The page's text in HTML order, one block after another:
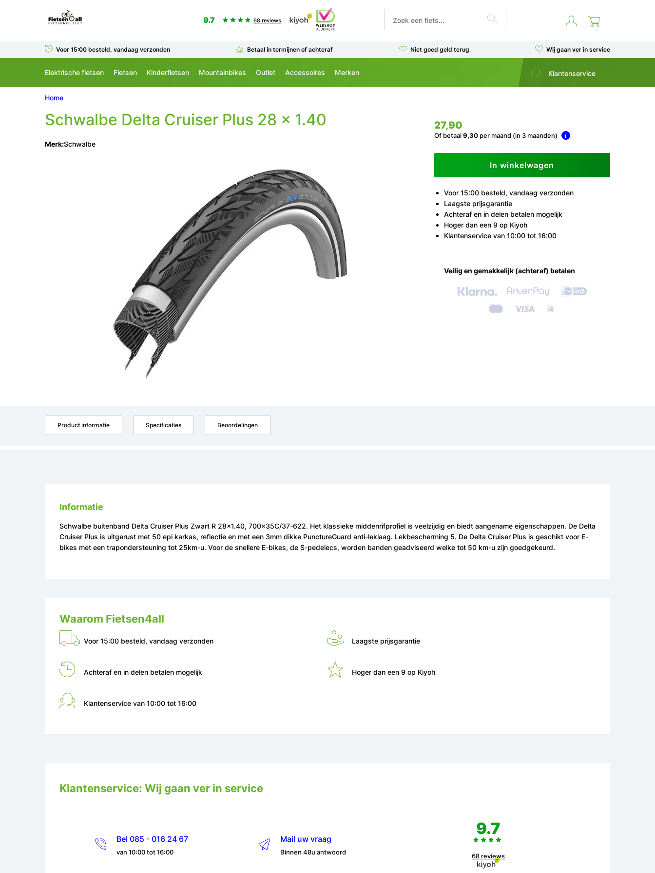
9.7 68 reviews
Voor 15:00 besteld, vandaag verzonden Betaal in termijnen of achteraf Niet goed geld terug Wij gaan ver in service
Elektrische fietsen Fietsen Kinderfietsen Mountainbikes Outlet Accessoires Merken Klantenservice
Home
Schwalbe Delta Cruiser Plus 28 x 1.40
Merk:Schwalbe
27,90
Of betaal9,30per maand (in 3 maanden) i
In winkelwagen
Voor 15:00 besteld, vandaag verzonden
Laagste prijsgarantie
Achteraf en in delen betalen mogelijk
Hoger dan een 9 op Kiyoh
Klantenservice van 10:00 tot 16:00
Veilig en gemakkelijk (achteraf) betalen
Product informatie Specificaties Beoordelingen
Waarom Fietsen4all
Voor 15:00 besteld, vandaag verzonden Laagste prijsgarantie
Achteraf en in delen betalen mogelijk Hoger dan een 9 op Kiyoh
Klantenservice van 10:00 tot 16:00
Informatie
Schwalbe buitenband Delta Cruiser Plus Zwart R 28x1.40, 700x35C/37-622. Het klassieke middenrifprofiel is veelzijdig en biedt aangename eigenschappen. De Delta
Cruiser Plus is uitgerust met 50 epi karkas, reflectie en met een 3mm dikke PunctureGuard anti-leklaag. Lekbescherming 5. De Delta Cruiser Plus is geschikt voor E-
bikes met een trapondersteuning tot 25km-u. Voor de snellere E-bikes, de S-pedelecs, worden banden geadviseerd welke tot 50 km-u zijn goedgekeurd.
Klantenservice: Wij gaan ver in service
Bel 085 - 016 24 67
van 10:00 tot 16:00
Mail uw vraag
Binnen 48u antwoord
9.7
68 reviews